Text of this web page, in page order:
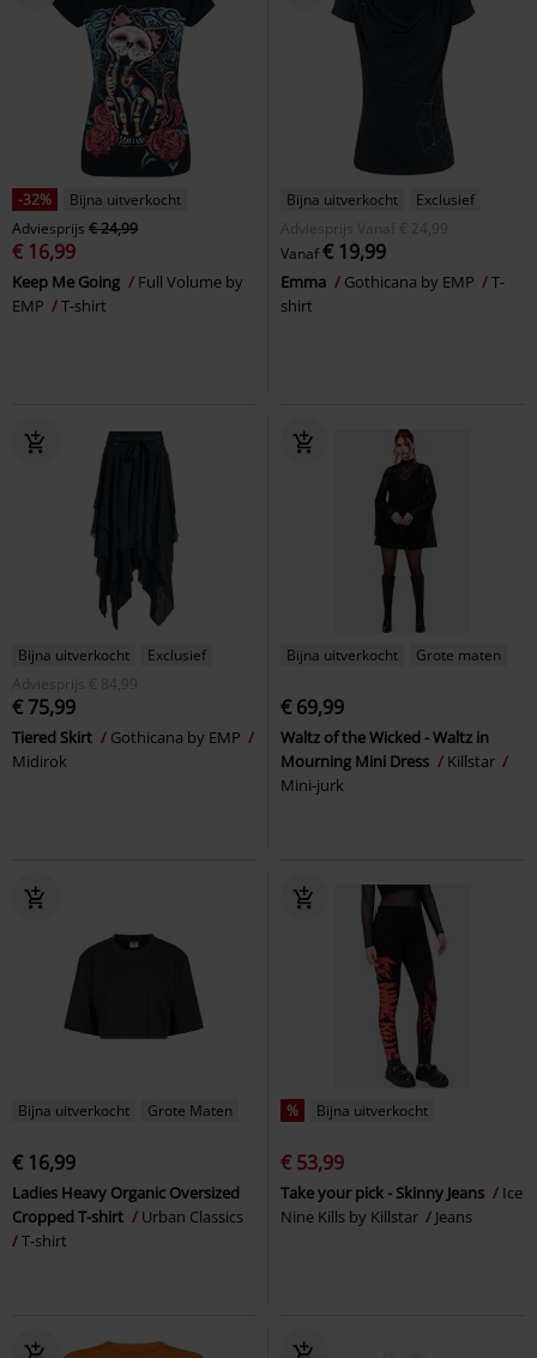
-32%
Bijna uitverkocht
Adviesprijs € 24,99
€ 16,99
Keep Me Going
Full Volume by
EMP
T-shirt
Bijna uitverkocht
Exclusief
Adviesprijs
Vanaf € 24,99
Vanaf€ 19,99
Emma Gothicana by EMP
T-
shirt
Bijna uitverkocht
Exclusief
Adviesprijs
€ 84,99
€ 75,99
Tiered Skirt
Gothicana by EMP
Midirok
Bijna uitverkocht Grote maten
€ 69,99
Waltz of the Wicked - Waltz in
Mourning Mini Dress
Killstar
Mini-jurk
Bijna uitverkocht Grote Maten
€ 16,99
Ladies Heavy Organic Oversized
Cropped T-shirt
Urban Classics
T-shirt
% Bijna uitverkocht
€ 53,99
Take your pick - Skinny Jeans
Ice
Nine Kills by Killstar
Jeans